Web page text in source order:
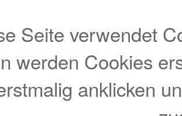
Seite verwendet
werden Cookies
anklicken